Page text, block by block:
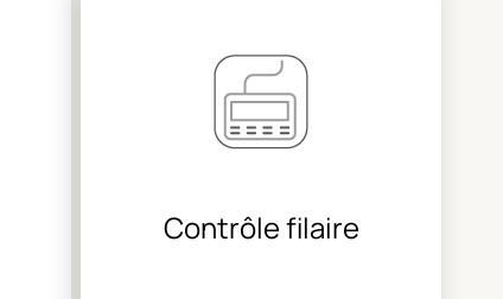
Contrôle filaire